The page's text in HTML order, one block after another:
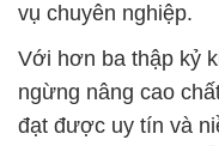
vụ chuyên nghiệp.
Với hơn ba thập kỷ
ngừng nâng cao
đạt được uy tín và